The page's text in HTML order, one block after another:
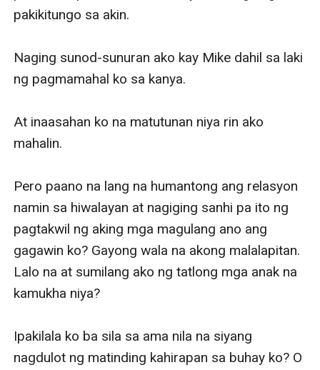
Hanggang kailan siya maghihintay sa lalaking hindi siya
Paano niya patutunayan ang katotohanan kung wala
nang naniniwala sa kanya?
pakikitungo sa akin.
Naging sunod-sunuran ako kay Mike dahil sa laki
ng pagmamahal ko sa kanya.
At inaasahan ko na matutunan niya rin ako
mahalin.
Pero paano na lang na humantong ang relasyon
namin sa hiwalayan at nagiging sanhi pa ito ng
pagtakwil ng aking mga magulang ano ang
gagawin ko? Gayong wala na akong malalapitan.
Lalo na at sumilang ako ng tatlong mga anak na
kamukha niya?
Ipakilala ko ba sila sa ama nila na siyang
nagdulot ng matinding kahirapan sa buhay ko? O